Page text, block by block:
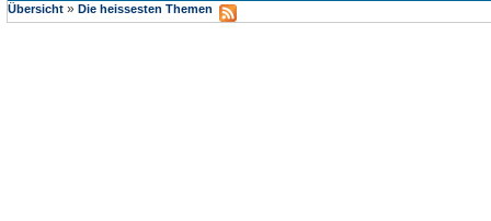
Übersicht » Die heissesten Themen